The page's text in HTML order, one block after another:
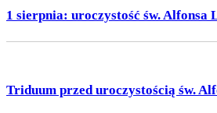
1 sierpnia: uroczystość św. Alfonsa
Triduum przed uroczystością św.